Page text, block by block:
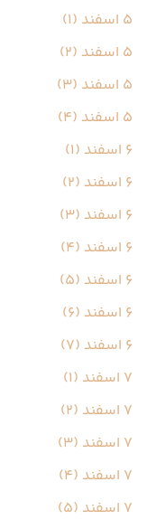
5 اسفند (1)
5 اسفند (2)
5 اسفند (3)
5 اسفند (4)
6 اسفند (1)
6 اسفند (2)
6 اسفند (3)
6 اسفند (4)
6 اسفند (5)
6 اسفند (6)
6 اسفند (7)
7 اسفند (1)
7 اسفند (2)
7 اسفند (3)
7 اسفند (4)
7 اسفند (5)